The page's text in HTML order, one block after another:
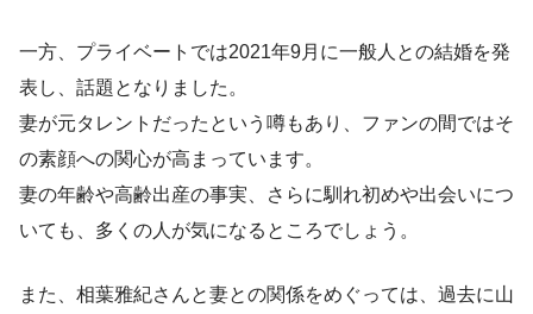
一方、プライベートでは2021年9月に一般人との結婚を発
表し、話題となりました。
妻が元タレントだったという噂もあり、ファンの間ではそ
の素顔への関心が高まっています。
妻の年齢や高齢出産の事実、さらに馴れ初めや出会いにつ
いても、多くの人が気になるところでしょう。
また、相葉雅紀さんと妻との関係をめぐっては、過去に山